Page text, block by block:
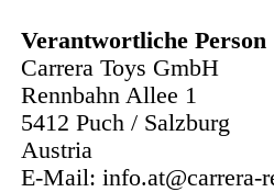
Verantwortliche Person
Carrera Toys GmbH
Rennbahn Allee 1
5412 Puch / Salzburg
Austria
E-Mail: info.at@carrera-